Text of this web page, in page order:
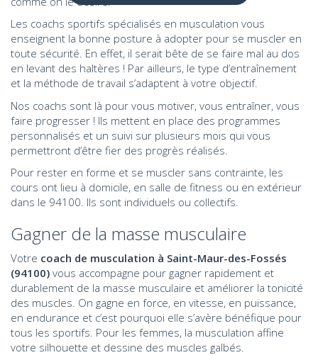
Les coachs sportifs spécialisés en musculation vous
enseignent la bonne posture à adopter pour se muscler en
toute sécurité. En effet, il serait bête de se faire mal au dos
en levant des haltères ! Par ailleurs, le type d’entraînement
et la méthode de travail s’adaptent à votre objectif.
Nos coachs sont là pour vous motiver, vous entraîner, vous
faire progresser ! Ils mettent en place des programmes
personnalisés et un suivi sur plusieurs mois qui vous
permettront d’être fier des progrès réalisés.
Pour rester en forme et se muscler sans contrainte, les
cours ont lieu à domicile, en salle de fitness ou en extérieur
dans le 94100. Ils sont individuels ou collectifs.
Gagner de la masse musculaire
Votre coach de musculation à Saint-Maur-des-Fossés
(94100) vous accompagne pour gagner rapidement et
durablement de la masse musculaire et améliorer la tonicité
des muscles. On gagne en force, en vitesse, en puissance,
en endurance et c’est pourquoi elle s’avère bénéfique pour
tous les sportifs. Pour les femmes, la musculation affine
votre silhouette et dessine des muscles galbés.